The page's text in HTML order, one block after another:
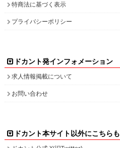
特商法に基づく表示
プライバシーポリシー
ドカント発インフォメーション
求人情報掲載について
お問い合わせ
ドカント本サイト以外にこちらも